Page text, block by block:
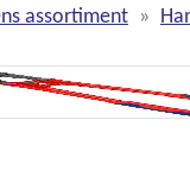
assortiment